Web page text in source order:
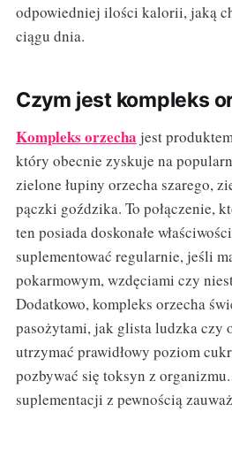
odpowiedniej ilości kalorii, jaką
ciągu dnia.
Czym jest kompleks
Kompleks orzecha jest
który obecnie zyskuje na
zielone łupiny orzecha szarego,
pączki goździka. To połączenie,
ten posiada doskonałe
suplementować regularnie, jeśli
pokarmowym, wzdęciami czy
Dodatkowo, kompleks orzecha
pasożytami, jak glista ludzka czy
utrzymać prawidłowy poziom
pozbywać się toksyn z
suplementacji z pewnością